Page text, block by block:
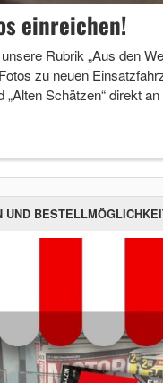
einreichen!
Rubrik „Aus den
zu neuen
„Alten Schätzen“ direkt
UND